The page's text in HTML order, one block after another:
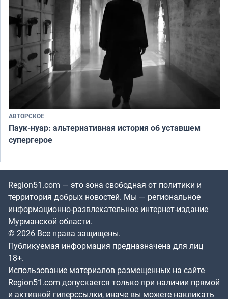
АВТОРСКОЕ
Паук-нуар: альтернативная история об уставшем
супергерое
Region51.com — это зона свободная от политики и
территория добрых новостей. Мы — региональное
информационно-развлекательное интернет-издание
Мурманской области.
© 2026 Все права защищены.
Публикуемая информация предназначена для лиц
18+.
Использование материалов размещенных на сайте
Region51.com допускается только при наличии прямой
и активной гиперссылки, иначе вы можете накликать